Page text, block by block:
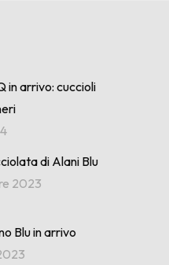
in arrivo: cuccioli
di Alani Blu
2023
Blu in arrivo